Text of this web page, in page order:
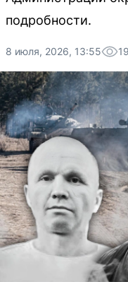
подробности.
8 июля, 2026, 13:55 19